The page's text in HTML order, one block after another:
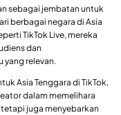
sebagai jembatan untuk
berbagai negara di Asia
TikTok Live, mereka
dan
yang relevan.
Asia Tenggara di TikTok,
dalam memelihara
juga menyebarkan